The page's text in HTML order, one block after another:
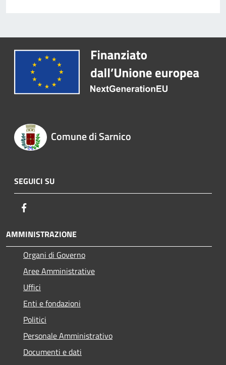
Comune di Sarnico
SEGUICI SU
AMMINISTRAZIONE
Organi di Governo
Aree Amministrative
Uffici
Enti e fondazioni
Politici
Personale Amministrativo
Documenti e dati